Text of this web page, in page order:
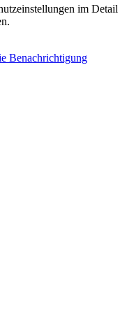
im Detail
Benachrichtigung